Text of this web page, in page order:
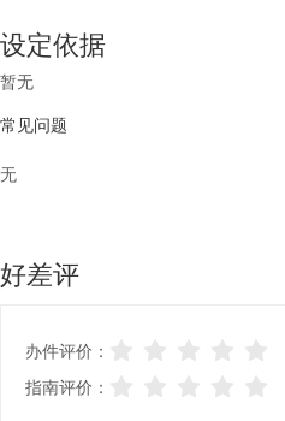
设定依据
暂无
常见问题
无
好差评
办件评价：
指南评价：